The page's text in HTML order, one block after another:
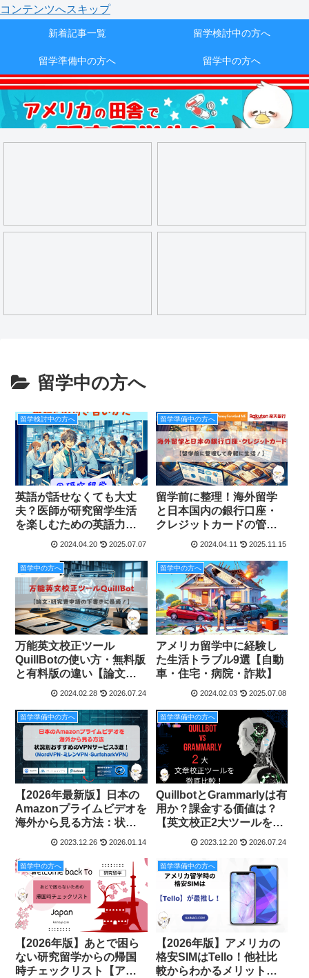
コンテンツへスキップ
新着記事一覧 留学検討中の方へ
留学準備中の方へ 留学中の方へ
留学中の方へ
留学検討中の方へ
英語が話せなくても大丈
夫？医師が研究留学生活
を楽しむための英語力を
徹底解説
2024.04.20 2025.07.07
留学準備中の方へ
留学前に整理！海外留学
と日本国内の銀行口座・
クレジットカードの管理
について4つのポイントで
2024.04.11 2025.11.15
留学中の方へ
万能英文校正ツール
QuillBotの使い方・無料版
と有料版の違い【論文・
研究費申請の下書きに最
2024.02.28 2026.07.24
留学中の方へ
アメリカ留学中に経験し
た生活トラブル9選【自動
車・住宅・病院・詐欺】
2024.02.03 2025.07.08
留学準備中の方へ
【2026年最新版】日本の
Amazonプライムビデオを
海外から見る方法：状況
別おすすめのVPNサービ
2023.12.26 2026.01.14
留学準備中の方へ
QuillbotとGrammarlyは有
用か？課金する価値は？
【英文校正2大ツールを徹
底比較解説】
2023.12.20 2026.07.24
留学中の方へ
【2026年版】あとで困ら
ない研究留学からの帰国
時チェックリスト【アメ
留学準備中の方へ
【2026年版】アメリカの
格安SIMはTello！他社比
較からわかるメリットと